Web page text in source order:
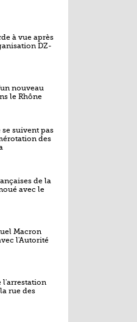
à vue après
DZ-
nouveau
le Rhône
suivent pas
des
de la
avec le
Macron
l'Autorité
l'arrestation
rue des